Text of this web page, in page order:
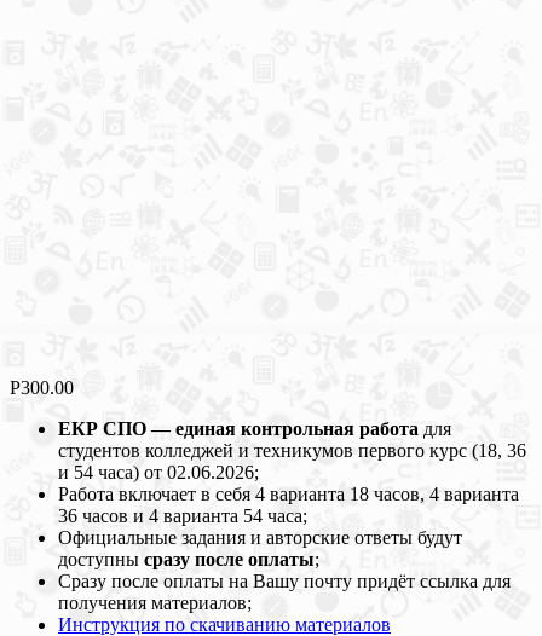
Р300.00
ЕКР СПО — единая контрольная работа для
студентов колледжей и техникумов первого курс (18, 36
и 54 часа) от 02.06.2026;
Работа включает в себя 4 варианта 18 часов, 4 варианта
36 часов и 4 варианта 54 часа;
Официальные задания и авторские ответы будут
доступны сразу после оплаты;
Сразу после оплаты на Вашу почту придёт ссылка для
получения материалов;
Инструкция по скачиванию материалов